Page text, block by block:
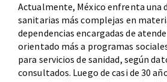
Actualmente, México enfrenta una
sanitarias más complejas en
dependencias encargadas de
orientado más a programas
para servicios de sanidad, según
consultados. Luego de casi de 30